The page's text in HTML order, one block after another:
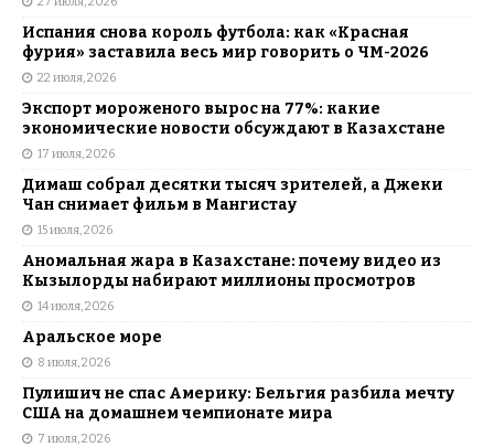
Испания снова король футбола: как «Красная
фурия» заставила весь мир говорить о ЧМ-2026
22 июля, 2026
Экспорт мороженого вырос на 77%: какие
экономические новости обсуждают в Казахстане
17 июля, 2026
Димаш собрал десятки тысяч зрителей, а Джеки
Чан снимает фильм в Мангистау
15 июля, 2026
Аномальная жара в Казахстане: почему видео из
Кызылорды набирают миллионы просмотров
14 июля, 2026
Аральское море
8 июля, 2026
Пулишич не спас Америку: Бельгия разбила мечту
США на домашнем чемпионате мира
7 июля, 2026